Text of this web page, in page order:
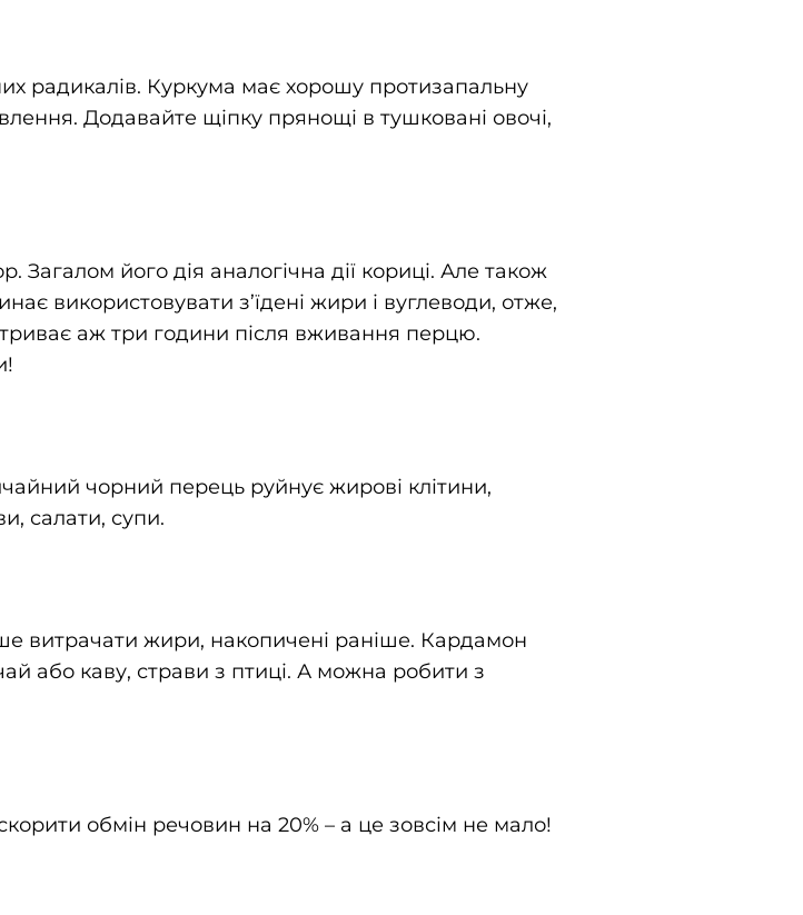
радикалів. Куркума має хорошу протизапальну
Додавайте щіпку прянощі в тушковані овочі,
його дія аналогічна дії кориці. Але також
використовувати з’їдені жири і вуглеводи, отже,
триває аж три години після вживання перцю.
чорний перець руйнує жирові клітини,
салати, супи.
витрачати жири, накопичені раніше. Кардамон
​​або каву, страви з птиці. А можна робити з
обмін речовин на 20% – а це зовсім не мало!